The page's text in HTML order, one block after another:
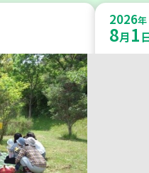
2026年
8月 1